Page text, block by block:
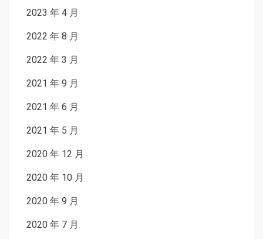
2023 年 4 月
2022 年 8 月
2022 年 3 月
2021 年 9 月
2021 年 6 月
2021 年 5 月
2020 年 12 月
2020 年 10 月
2020 年 9 月
2020 年 7 月